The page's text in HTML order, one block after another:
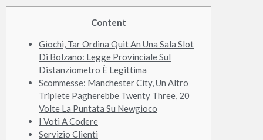
Content
Giochi, Tar Ordina Quit An Una Sala Slot
Di Bolzano: Legge Provinciale Sul
Distanziometro È Legittima
Scommesse: Manchester City, Un Altro
Triplete Pagherebbe Twenty Three, 20
Volte La Puntata Su Newgioco
I Voti A Codere
Servizio Clienti